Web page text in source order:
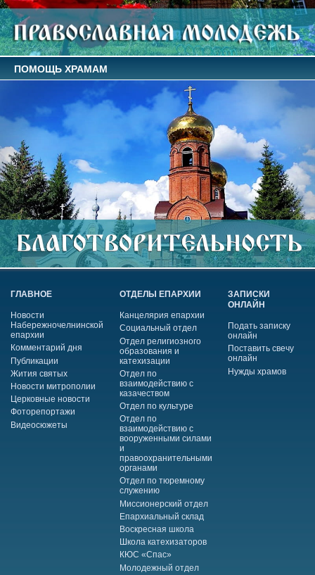
ПОМОЩЬ ХРАМАМ
ГЛАВНОЕ
Новости
Набережночелнинской
епархии
Комментарий дня
Публикации
Жития святых
Новости митрополии
Церковные новости
Фоторепортажи
Видеосюжеты
ОТДЕЛЫ ЕПАРХИИ
Канцелярия епархии
Социальный отдел
Отдел религиозного
образования и
катехизации
Отдел по
взаимодействию с
казачеством
Отдел по культуре
Отдел по
взаимодействию с
вооруженными силами
и
правоохранительными
органами
Отдел по тюремному
служению
Миссионерский отдел
Епархиальный склад
Воскресная школа
Школа катехизаторов
КЮС «Спас»
Молодежный отдел
ЗАПИСКИ
ОНЛАЙН
Подать записку
онлайн
Поставить свечу
онлайн
Нужды храмов